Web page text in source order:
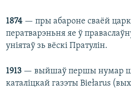
1874 — пры абароне сваёй
ператварэньня яе ў
уніятаў зь вёскі Пратулін.
1913 — выйшаў першы нумар
каталіцкай газэты Bіełarus